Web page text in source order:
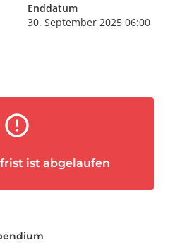
Enddatum
30. September 2025 06:00
error_outline
ist abgelaufen